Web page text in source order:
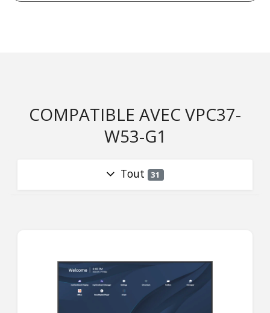
COMPATIBLE AVEC VPC37-
W53-G1
Tout 31